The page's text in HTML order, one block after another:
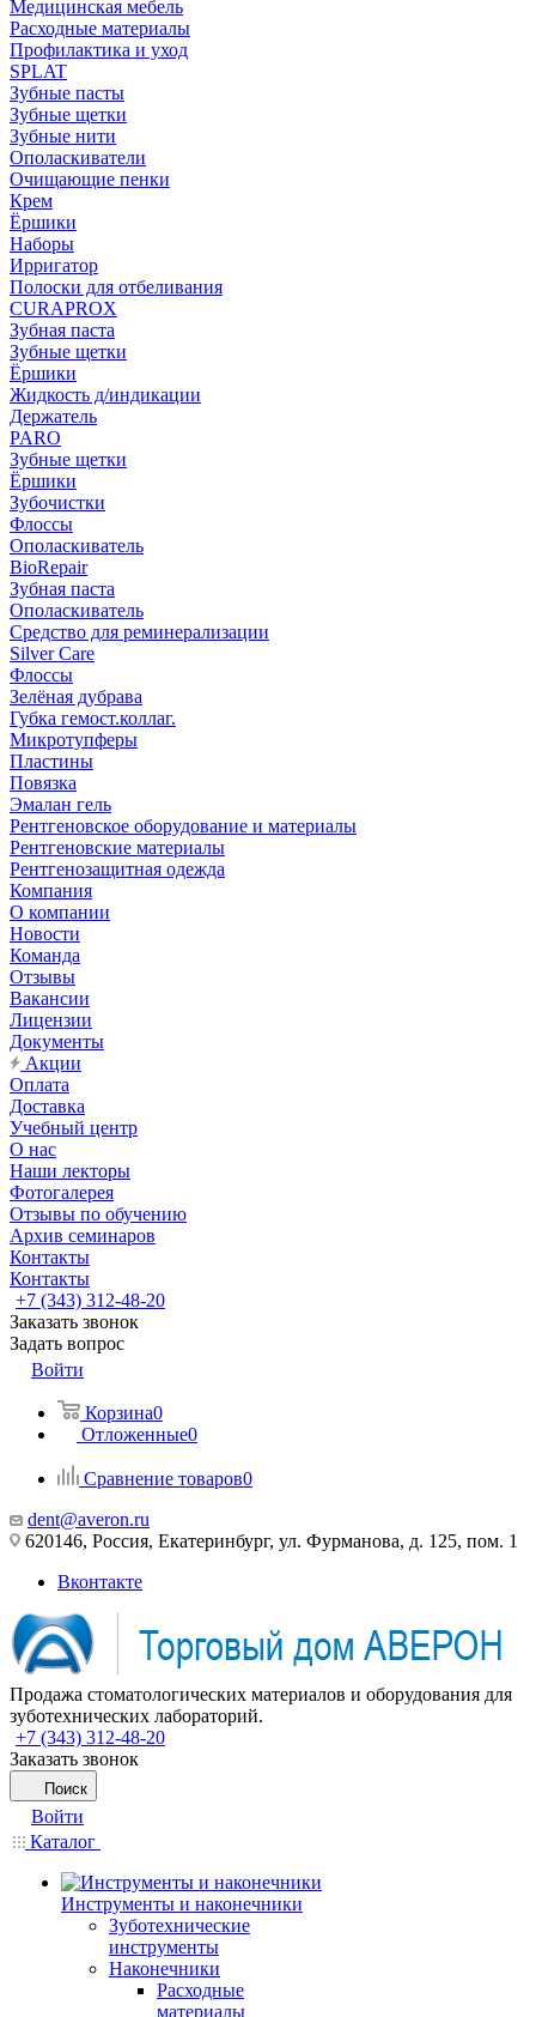
Медицинская мебель
Расходные материалы
Профилактика и уход
SPLAT
Зубные пасты
Зубные щетки
Зубные нити
Ополаскиватели
Очищающие пенки
Крем
Ёршики
Наборы
Ирригатор
Полоски для отбеливания
CURAPROX
Зубная паста
Зубные щетки
Ёршики
Жидкость д/индикации
Держатель
PARO
Зубные щетки
Ёршики
Зубочистки
Флоссы
Ополаскиватель
BioRepair
Зубная паста
Ополаскиватель
Средство для реминерализации
Silver Care
Флоссы
Зелёная дубрава
Губка гемост.коллаг.
Микротупферы
Пластины
Повязка
Эмалан гель
Рентгеновское оборудование и материалы
Рентгеновские материалы
Рентгенозащитная одежда
Компания
О компании
Новости
Команда
Отзывы
Вакансии
Лицензии
Документы
Акции
Оплата
Доставка
Учебный центр
О нас
Наши лекторы
Фотогалерея
Отзывы по обучению
Архив семинаров
Контакты
Контакты
+7 (343) 312-48-20
Заказать звонок
Задать вопрос
Войти
Корзина0
Отложенные0
Сравнение товаров0
dent@averon.ru
620146, Россия, Екатеринбург, ул. Фурманова, д. 125, пом. 1
Вконтакте
Продажа стоматологических материалов и оборудования для
зуботехнических лабораторий.
+7 (343) 312-48-20
Заказать звонок
Поиск
Войти
Каталог
Инструменты и наконечники
Зуботехнические
инструменты
Наконечники
Расходные
материалы